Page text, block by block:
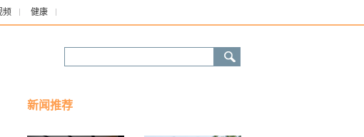
频 健康
新闻推荐